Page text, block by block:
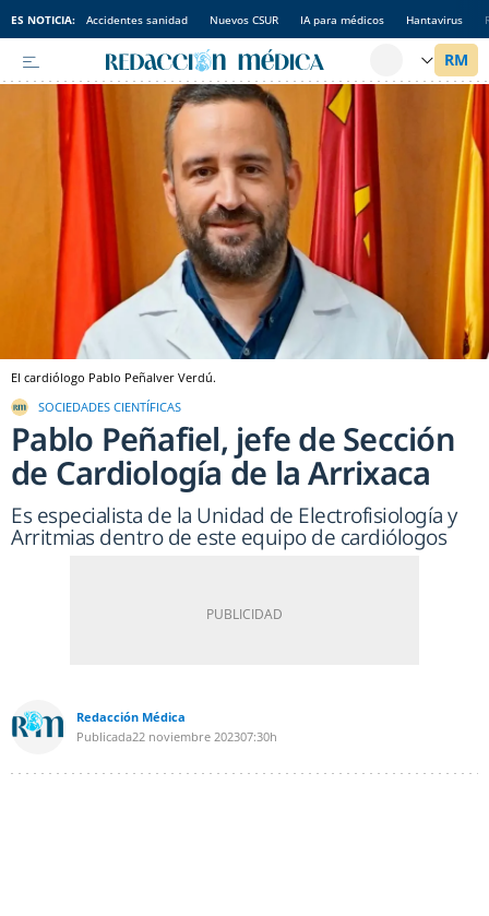
ES NOTICIA: Accidentes sanidad Nuevos CSUR IA para médicos Hantavirus
El cardiólogo Pablo Peñalver Verdú.
SOCIEDADES CIENTÍFICAS
Pablo Peñafiel, jefe de Sección
de Cardiología de la Arrixaca
Es especialista de la Unidad de Electrofisiología y
Arritmias dentro de este equipo de cardiólogos
Redacción Médica
Publicada22 noviembre 202307:30h